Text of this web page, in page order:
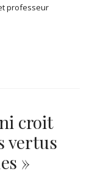
professeur
croit
vertus
»